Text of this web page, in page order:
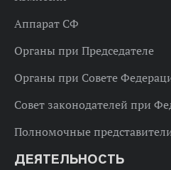
Аппарат СФ
Органы при Председателе
Органы при Совете
Совет законодателей при
Полномочные
ДЕЯТЕЛЬНОСТЬ